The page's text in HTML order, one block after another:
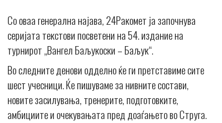
Со оваа генерална најава, 24Ракомет ја започнува
серијата текстови посветени на 54. издание на
турнирот „Вангел Баљукоски – Баљук“.
Во следните денови одделно ќе ги претставиме сите
шест учесници. Ќе пишуваме за нивните состави,
новите засилувања, тренерите, подготовките,
амбициите и очекувањата пред доаѓањето во Струга.